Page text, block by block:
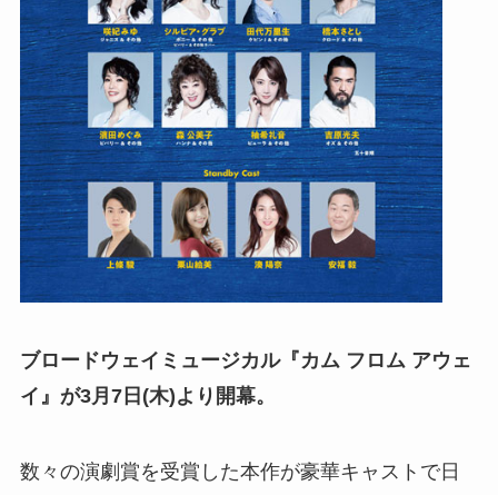
ブロードウェイミュージカル『カム フロム アウェ
イ』が3月7日(木)より開幕。
数々の演劇賞を受賞した本作が豪華キャストで日